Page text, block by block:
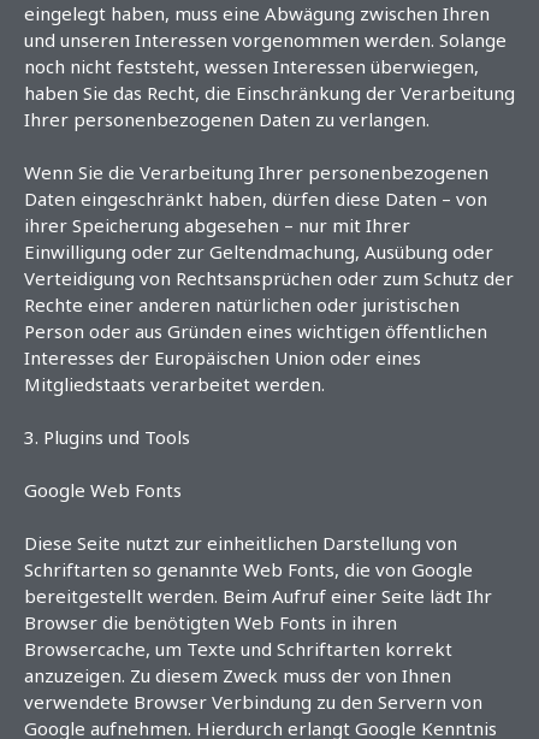
eingelegt haben, muss eine Abwägung zwischen Ihren
und unseren Interessen vorgenommen werden. Solange
noch nicht feststeht, wessen Interessen überwiegen,
haben Sie das Recht, die Einschränkung der Verarbeitung
Ihrer personenbezogenen Daten zu verlangen.
Wenn Sie die Verarbeitung Ihrer personenbezogenen
Daten eingeschränkt haben, dürfen diese Daten – von
ihrer Speicherung abgesehen – nur mit Ihrer
Einwilligung oder zur Geltendmachung, Ausübung oder
Verteidigung von Rechtsansprüchen oder zum Schutz der
Rechte einer anderen natürlichen oder juristischen
Person oder aus Gründen eines wichtigen öffentlichen
Interesses der Europäischen Union oder eines
Mitgliedstaats verarbeitet werden.
3. Plugins und Tools
Google Web Fonts
Diese Seite nutzt zur einheitlichen Darstellung von
Schriftarten so genannte Web Fonts, die von Google
bereitgestellt werden. Beim Aufruf einer Seite lädt Ihr
Browser die benötigten Web Fonts in ihren
Browsercache, um Texte und Schriftarten korrekt
anzuzeigen. Zu diesem Zweck muss der von Ihnen
verwendete Browser Verbindung zu den Servern von
Google aufnehmen. Hierdurch erlangt Google Kenntnis